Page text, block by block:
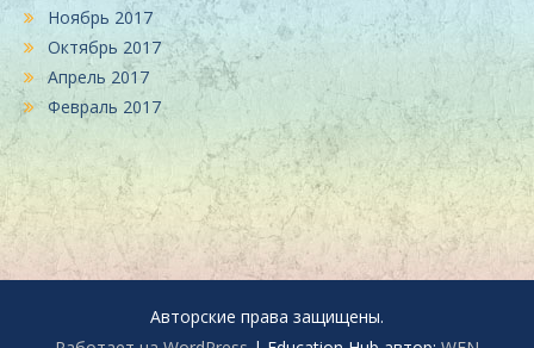
Ноябрь 2017
Октябрь 2017
Апрель 2017
Февраль 2017
Авторские права защищены.